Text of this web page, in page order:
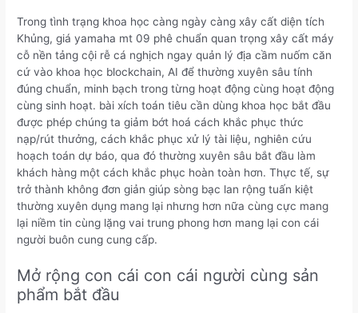
Trong tình trạng khoa học càng ngày càng xây cất diện tích
Khủng, giá yamaha mt 09 phê chuẩn quan trọng xây cất máy
cỗ nền tảng cội rễ cá nghịch ngay quản lý địa cầm nuốm căn
cứ vào khoa học blockchain, AI để thường xuyên sâu tính
đúng chuẩn, minh bạch trong từng hoạt động cùng hoạt động
cùng sinh hoạt. bài xích toán tiêu cần dùng khoa học bắt đầu
được phép chúng ta giảm bớt hoá cách khắc phục thức
nạp/rút thưởng, cách khắc phục xử lý tài liệu, nghiên cứu
hoạch toán dự báo, qua đó thường xuyên sâu bắt đầu làm
khách hàng một cách khắc phục hoàn toàn hơn. Thực tế, sự
trở thành không đơn giản giúp sòng bạc lan rộng tuấn kiệt
thường xuyên dụng mang lại nhưng hơn nữa cùng cực mang
lại niềm tin cùng lặng vai trung phong hơn mang lại con cái
người buôn cung cung cấp.
Mở rộng con cái con cái người cùng sản
phẩm bắt đầu